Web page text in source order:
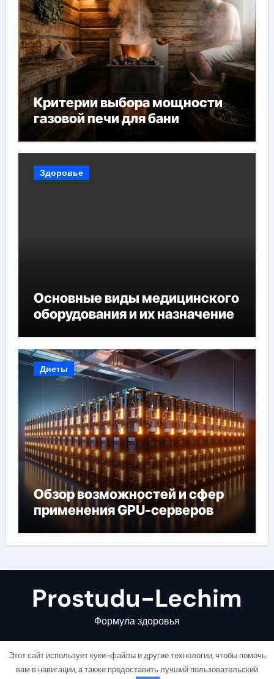
Критерии выбора мощности
газовой печи для бани
Здоровье
Основные виды медицинского
оборудования и их назначение
Диеты
Обзор возможностей и сфер
применения GPU-серверов
Prostudu-Lechim
Формула здоровья
Этот сайт использует куки-файлы и другие технологии, чтобы помочь
вам в навигации, а также предоставить лучший пользовательский